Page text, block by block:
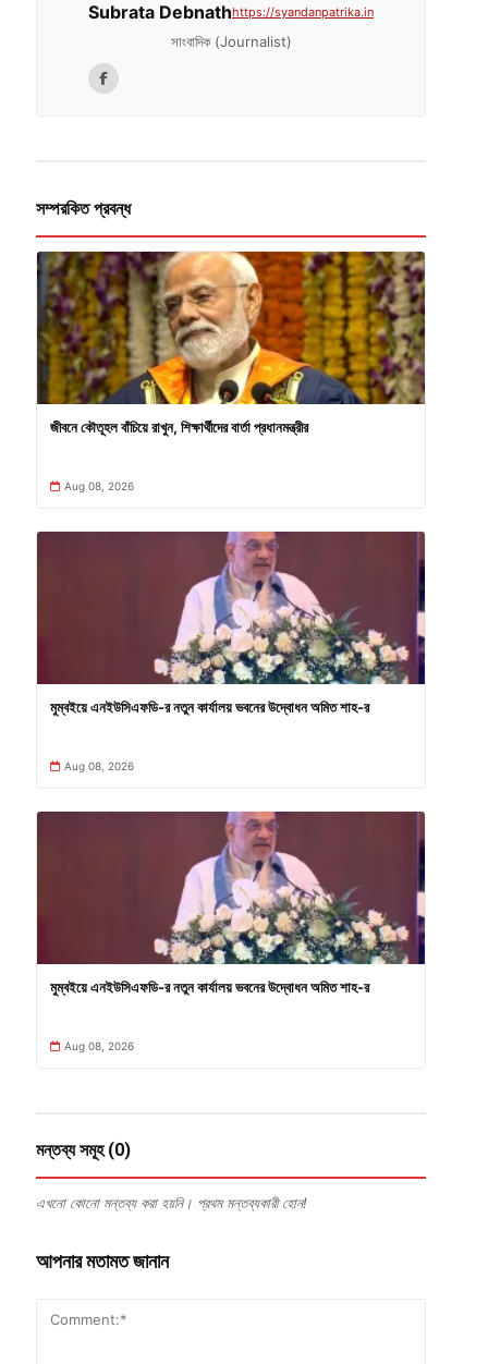
Subrata Debnathhttps://syandanpatrika.in
সাংবাদিক (Journalist)
সম্পরকিত প্রবন্ধ
জীবনে কৌতূহল বাঁচিয়ে রাখুন, শিক্ষার্থীদের বার্তা প্রধানমন্ত্রীর
Aug 08, 2026
মুম্বইয়ে এনইউসিএফডি-র নতুন কার্যালয় ভবনের উদ্বোধন অমিত শাহ-র
Aug 08, 2026
মুম্বইয়ে এনইউসিএফডি-র নতুন কার্যালয় ভবনের উদ্বোধন অমিত শাহ-র
Aug 08, 2026
মন্তব্য সমূহ (0)
এখনো কোনো মন্তব্য করা হয়নি। প্রথম মন্তব্যকারী হোন!
আপনার মতামত জানান